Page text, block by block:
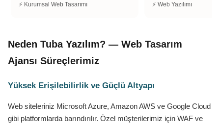
⚡ Kurumsal Web Tasarımı ⚡ Web Yazılımı
Neden Tuba Yazılım? — Web Tasarım
Ajansı Süreçlerimiz
Yüksek Erişilebilirlik ve Güçlü Altyapı
Web siteleriniz Microsoft Azure, Amazon AWS ve Google Cloud
gibi platformlarda barındırılır. Özel müşterilerimiz için WAF ve